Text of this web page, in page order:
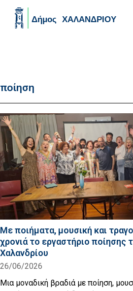
ποίηση
Με ποιήματα, μουσική και
χρονιά το εργαστήριο ποίησης
Χαλανδρίου
26/06/2026
Μια μοναδική βραδιά με ποίηση,